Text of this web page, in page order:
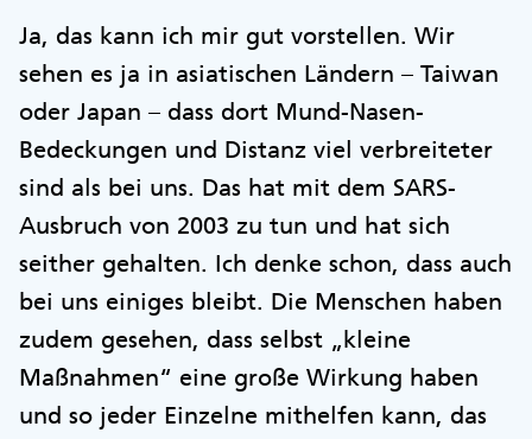
Ja, das kann ich mir gut vorstellen. Wir
sehen es ja in asiatischen Ländern – Taiwan
oder Japan – dass dort Mund-Nasen-
Bedeckungen und Distanz viel verbreiteter
sind als bei uns. Das hat mit dem SARS-
Ausbruch von 2003 zu tun und hat sich
seither gehalten. Ich denke schon, dass auch
bei uns einiges bleibt. Die Menschen haben
zudem gesehen, dass selbst „kleine
Maßnahmen“ eine große Wirkung haben
und so jeder Einzelne mithelfen kann, das